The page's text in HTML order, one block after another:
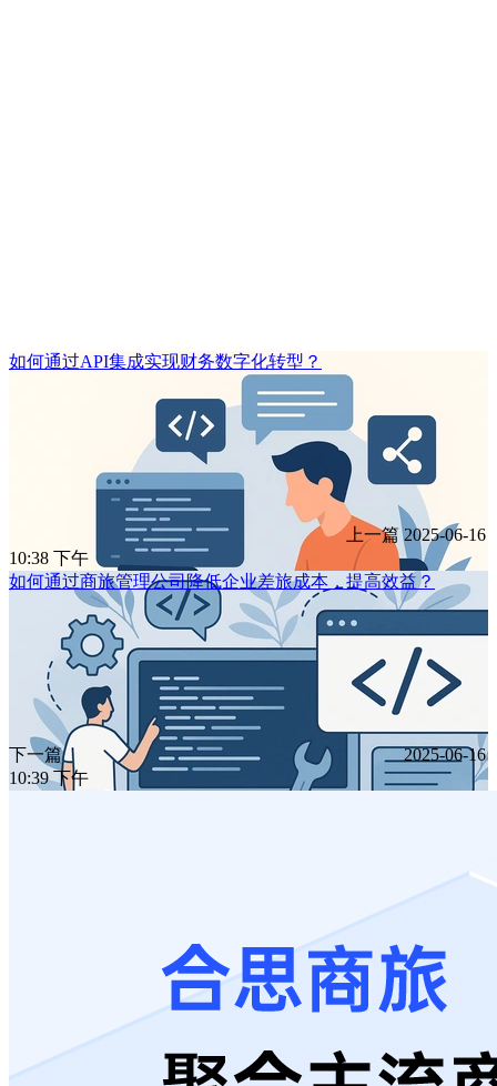
如何通过API集成实现财务数字化转型？
上一篇 2025-06-16
10:38 下午
如何通过商旅管理公司降低企业差旅成本，提高效益？
下一篇
2025-06-16
10:39 下午